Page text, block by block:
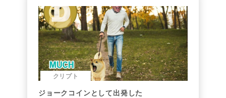
クリプト
ジョークコインとして出発した